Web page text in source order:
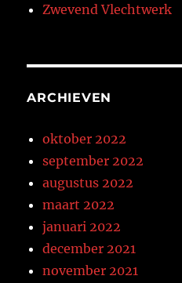
Zwevend Vlechtwerk
ARCHIEVEN
oktober 2022
september 2022
augustus 2022
maart 2022
januari 2022
december 2021
november 2021